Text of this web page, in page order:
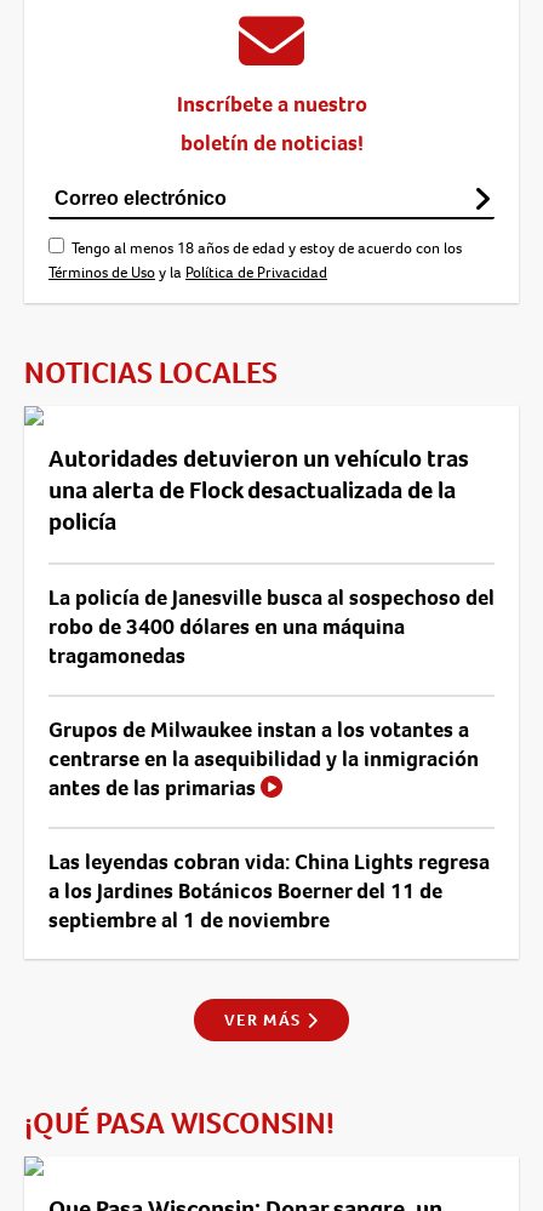
Inscríbete a nuestro
boletín de noticias!
Tengo al menos 18 años de edad y estoy de acuerdo con los
Términos de Usoy la Política de Privacidad
NOTICIAS LOCALES
Autoridades detuvieron un vehículo tras
una alerta de Flock desactualizada de la
policía
La policía de Janesville busca al sospechoso del
robo de 3400 dólares en una máquina
tragamonedas
Grupos de Milwaukee instan a los votantes a
centrarse en la asequibilidad y la inmigración
antes de las primarias
Las leyendas cobran vida: China Lights regresa
a los Jardines Botánicos Boerner del 11 de
septiembre al 1 de noviembre
VER MÁS
¡QUÉ PASA WISCONSIN!